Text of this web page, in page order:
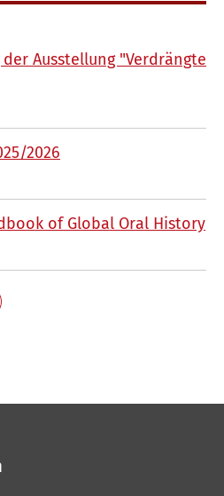
Ausstellung "Verdrängte
2026
of Global Oral History